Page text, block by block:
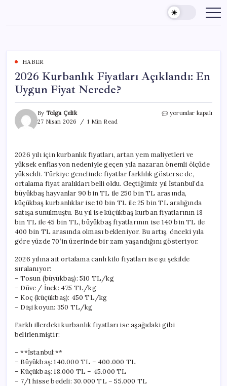
content
HABER
2026 Kurbanlık Fiyatları Açıklandı: En
Uygun Fiyat Nerede?
By Tolga Çelik
27 Nisan 2026
1 Min Read
2026
Uygun
Fiyat
Nerede?
için
yorumlar kapalı
2026 yılı için kurbanlık fiyatları, artan yem maliyetleri ve
yüksek enflasyon nedeniyle geçen yıla nazaran önemli ölçüde
yükseldi. Türkiye genelinde fiyatlar farklılık gösterse de,
ortalama fiyat aralıkları belli oldu. Geçtiğimiz yıl İstanbul’da
büyükbaş hayvanlar 90 bin TL ile 250 bin TL arasında,
küçükbaş kurbanlıklar ise 10 bin TL ile 25 bin TL aralığında
satışa sunulmuştu. Bu yıl ise küçükbaş kurban fiyatlarının 18
bin TL ile 45 bin TL, büyükbaş fiyatlarının ise 140 bin TL ile
400 bin TL arasında olması bekleniyor. Bu artış, önceki yıla
göre yüzde 70’in üzerinde bir zam yaşandığını gösteriyor.
2026 yılına ait ortalama canlı kilo fiyatları ise şu şekilde
sıralanıyor:
– Tosun (büyükbaş): 510 TL/kg
– Düve / İnek: 475 TL/kg
– Koç (küçükbaş): 450 TL/kg
– Dişi koyun: 350 TL/kg
Farklı illerdeki kurbanlık fiyatları ise aşağıdaki gibi
belirlenmiştir:
– **İstanbul:**
– Büyükbaş: 140.000 TL – 400.000 TL
– Küçükbaş: 18.000 TL – 45.000 TL
– 7/1 hisse bedeli: 30.000 TL – 55.000 TL